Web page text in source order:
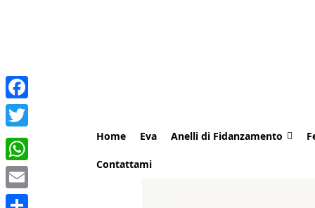
Home Eva Anelli di Fidanzamento
Contattami
Facebook
Twitter
WhatsApp
Email